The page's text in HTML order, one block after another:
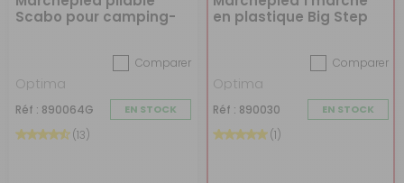
Scabo pour camping-
Comparer
Optima
Réf : 890064G EN STOCK
(13)
en plastique Big Step
Comparer
Optima
Réf : 890030 EN STOCK
(1)